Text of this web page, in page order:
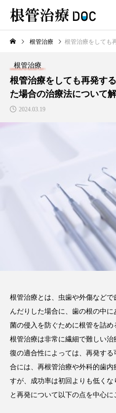
TOP 根管治療
新着記事
根管治療
高田馬場おすすめの根管治療
注目のトピック
根管治療 根管治療をしても再発するこ
根管治療
根管治療をしても再発す
た場合の治療法について解
2024.03.19
根管治療とは、虫歯や外傷など
んだりした場合に、歯の根の中
菌の侵入を防ぐために根管を詰め
根管治療は非常に繊細で難しい
復の適合性によっては、再発す
合には、再根管治療や外科的歯
すが、成功率は初回よりも低く
と再発について以下の点を中心に